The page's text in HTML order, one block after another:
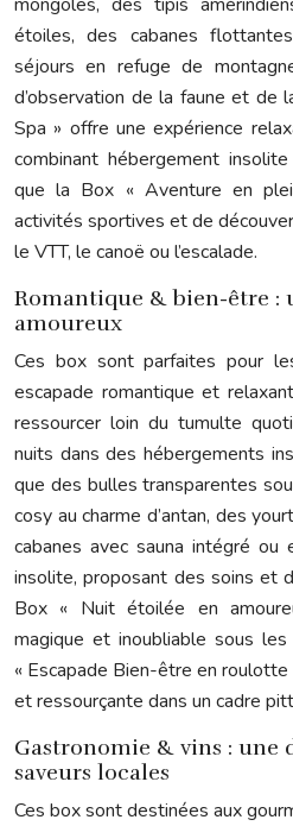
étoiles, des cabanes
séjours en refuge de
d’observation de la faune et de
Spa » offre une expérience
combinant hébergement
que la Box « Aventure en
activités sportives et de
le VTT, le canoë ou l’escalade.
Romantique & bien-être :
amoureux
Ces box sont parfaites pour
escapade romantique et
ressourcer loin du tumulte
nuits dans des hébergements
que des bulles transparentes
cosy au charme d’antan, des
cabanes avec sauna intégré
insolite, proposant des soins et
Box « Nuit étoilée en
magique et inoubliable sous
« Escapade Bien-être en
et ressourçante dans un cadre
Gastronomie & vins : une
saveurs locales
Ces box sont destinées aux